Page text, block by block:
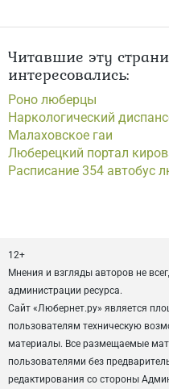
Читавшие эту
интересовались:
Роно люберцы
Наркологический
Малаховское гаи
Люберецкий портал
Расписание 354 автобус
12+
Мнения и взгляды авторов не
администрации ресурса.
Сайт «Любернет.ру» является
пользователям техническую
материалы. Все размещаемые
пользователями без
редактирования со стороны